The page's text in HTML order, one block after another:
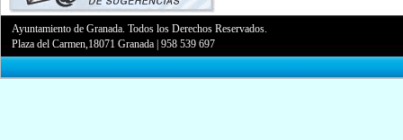
Ayuntamiento de Granada. Todos los Derechos Reservados.
Plaza del Carmen,18071 Granada |958 539 697